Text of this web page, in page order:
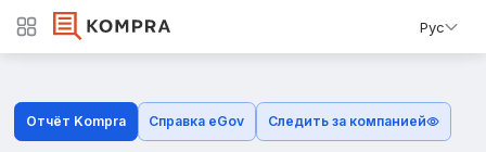
Рус
Отчёт Kompra Справка eGov Следить за компанией